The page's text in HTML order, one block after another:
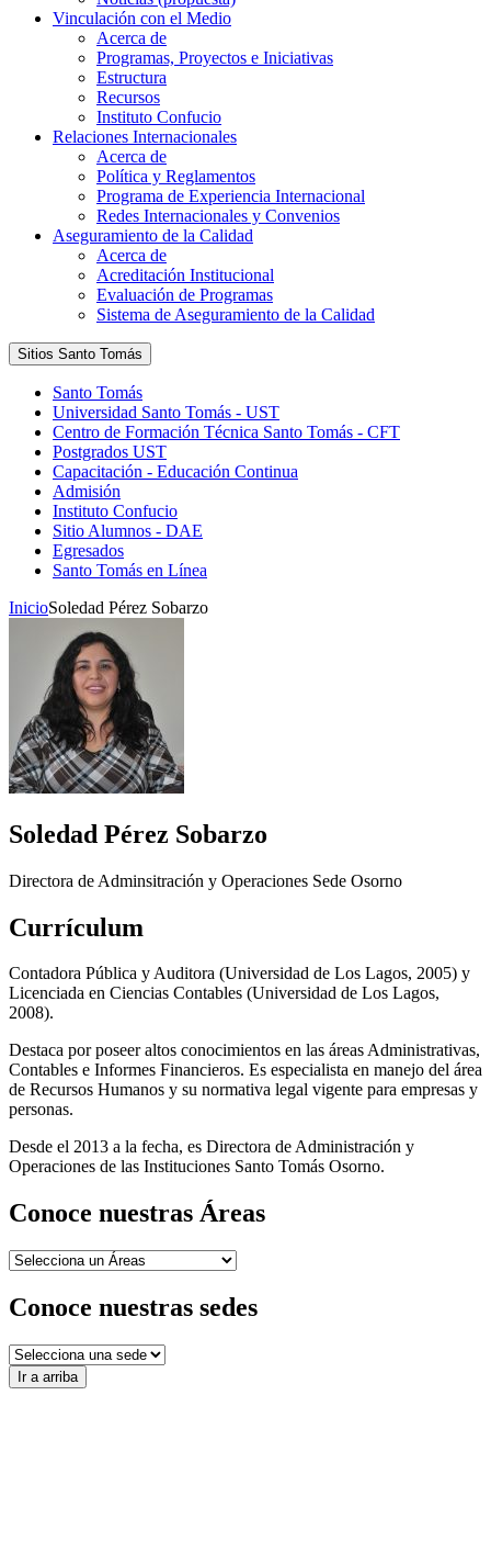
Vinculación con el Medio
Acerca de
Programas, Proyectos e Iniciativas
Estructura
Recursos
Instituto Confucio
Relaciones Internacionales
Acerca de
Política y Reglamentos
Programa de Experiencia Internacional
Redes Internacionales y Convenios
Aseguramiento de la Calidad
Acerca de
Acreditación Institucional
Evaluación de Programas
Sistema de Aseguramiento de la Calidad
Sitios Santo Tomás
Santo Tomás
Universidad Santo Tomás - UST
Centro de Formación Técnica Santo Tomás - CFT
Postgrados UST
Capacitación - Educación Continua
Admisión
Instituto Confucio
Sitio Alumnos - DAE
Egresados
Santo Tomás en Línea
InicioSoledad Pérez Sobarzo
Soledad Pérez Sobarzo
Directora de Adminsitración y Operaciones Sede Osorno
Currículum
Contadora Pública y Auditora (Universidad de Los Lagos, 2005) y
Licenciada en Ciencias Contables (Universidad de Los Lagos,
2008).
Destaca por poseer altos conocimientos en las áreas Administrativas,
Contables e Informes Financieros. Es especialista en manejo del área
de Recursos Humanos y su normativa legal vigente para empresas y
personas.
Desde el 2013 a la fecha, es Directora de Administración y
Operaciones de las Instituciones Santo Tomás Osorno.
Conoce nuestras Áreas
Conoce nuestras sedes
Ir a arriba